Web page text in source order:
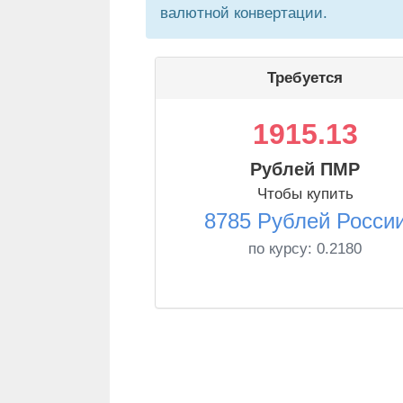
валютной конвертации.
Требуется
1915.13
Рублей ПМР
Чтобы купить
8785 Рублей
по курсу: 0.2180